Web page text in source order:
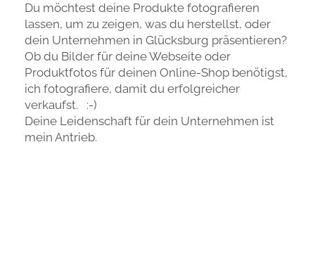
Du möchtest deine Produkte fotografieren
lassen, um zu zeigen, was du herstellst, oder
dein Unternehmen in Glücksburg präsentieren?
Ob du Bilder für deine Webseite oder
Produktfotos für deinen Online-Shop benötigst,
ich fotografiere, damit du erfolgreicher
verkaufst. :-)
Deine Leidenschaft für dein Unternehmen ist
mein Antrieb.